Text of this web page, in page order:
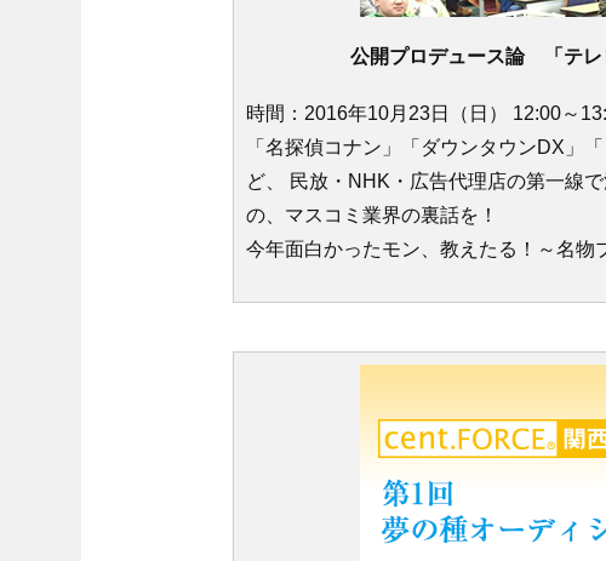
公開プロデュース論 「テレ
時間：2016年10月23日（日） 12:00～
「名探偵コナン」「ダウンタウンDX」
ど、 民放・NHK・広告代理店の第一線
の、マスコミ業界の裏話を！
今年面白かったモン、教えたる！～名物